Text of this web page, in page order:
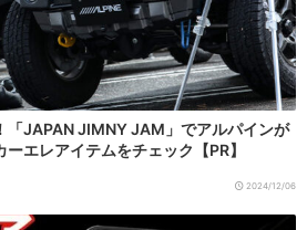
「JAPAN JIMNY JAM」でアルパインが
エレアイテムをチェック【PR】
2024/12/06